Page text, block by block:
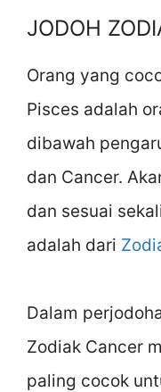
JODOH
Orang yang
Pisces adalah
dibawah
dan Cancer.
dan sesuai
adalah dari
Dalam
Zodiak Cancer
paling cocok